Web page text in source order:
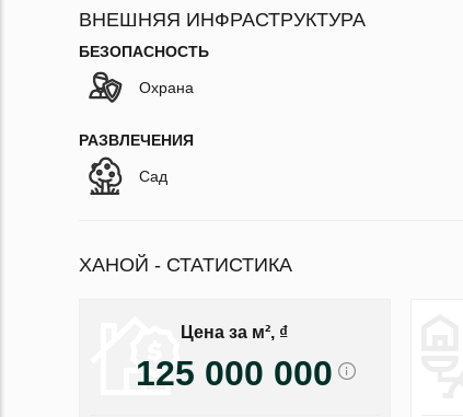
ВНЕШНЯЯ ИНФРАСТРУКТУРА
БЕЗОПАСНОСТЬ
Охрана
РАЗВЛЕЧЕНИЯ
Сад
ХАНОЙ - СТАТИСТИКА
Цена за м², ₫
125 000 000